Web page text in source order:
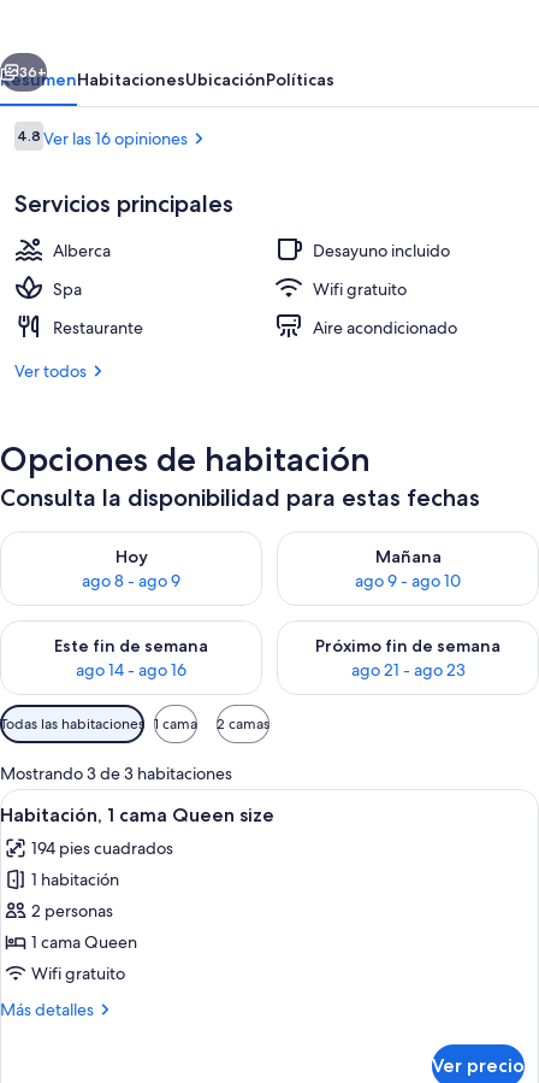
Lago
Peten
Itza
Alberca al aire libre
Siguiente
36+
ResumenHabitacionesUbicaciónPolíticas
Opiniones
4.84.8 de 10,
Ver las 16 opiniones
Servicios principales
Alberca
Desayuno incluido
Spa
Wifi gratuito
Restaurante
Aire acondicionado
Ver todos
Opciones de habitación
Consulta la disponibilidad para estas fechas
Hoy
ago 8 - ago 9
Consulta la disponibilidad para hoy ago 8 - ago 9
Mañana
ago 9 - ago 10
Consulta la disponibilidad
Este fin de semana
ago 14 - ago 16
Consulta la disponibilidad para este fin de semana ago 14 -
Próximo fin de semana
ago 21 - ago 23
Consulta la disponibilidad
Filtros
disponibles
para
las
habitaciones
Todas las habitaciones 1 cama 2 camas
Mostrando 3 de 3 habitaciones
Abrir
todas
las
fotos
de
Habitación,
1
Queen
Una habitación con cama, escritorio,
4
Habitación, 1 cama Queen size
194 pies cuadrados
1 habitación
2 personas
1 cama Queen
Wifi gratuito
Más detalles
Más
Ver precio